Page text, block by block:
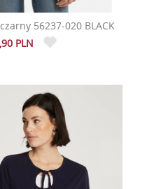
56237-020 BLACK
PLN